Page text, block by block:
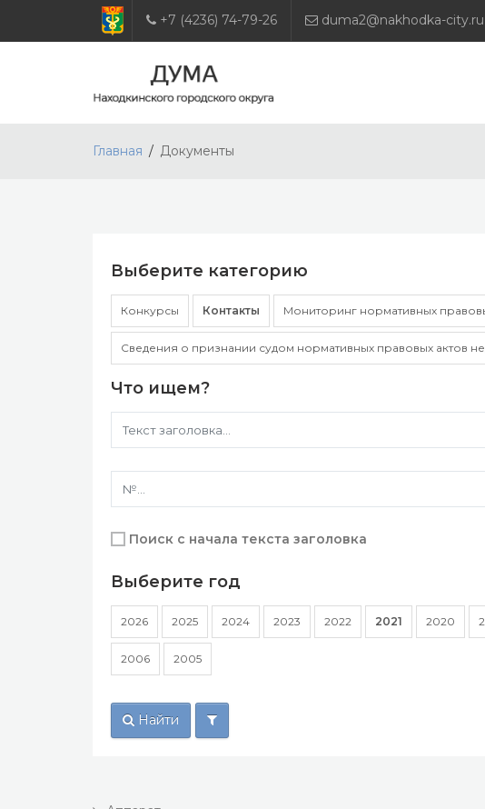
+7 (4236) 74-79-26 duma2@nakhodka-city.ru
Главная Документы
Выберите категорию
Конкурсы Контакты Мониторинг нормативных
Сведения о признании судом нормативных правовых актов
Что ищем?
Поиск с начала текста заголовка
Выберите год
2026 2025 2024 2023 2022 2021 2020
2006 2005
Найти